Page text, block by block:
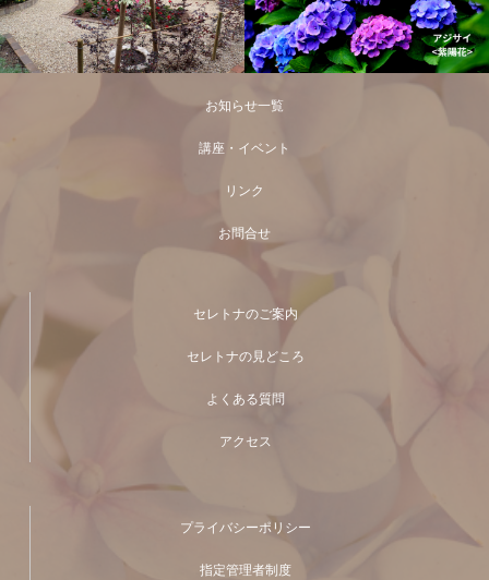
お知らせ一覧
講座・イベント
リンク
お問合せ
セレトナのご案内
セレトナの見どころ
よくある質問
アクセス
プライバシーポリシー
指定管理者制度